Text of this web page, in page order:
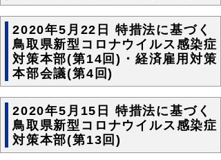
2020年5月22日 特措法に基づく
鳥取県新型コロナウイルス感染症
対策本部(第14回)・経済雇用対策
本部会議(第4回)
2020年5月15日 特措法に基づく
鳥取県新型コロナウイルス感染症
対策本部(第13回)